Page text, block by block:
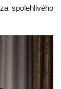
spolehlivého